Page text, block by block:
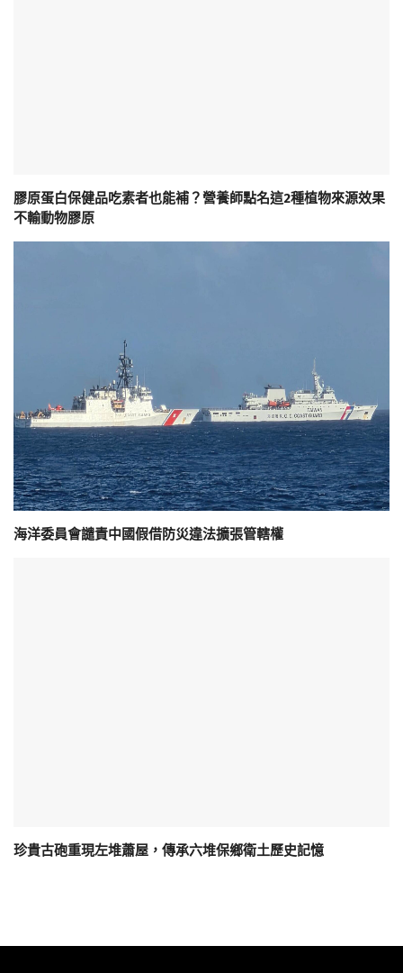
膠原蛋白保健品吃素者也能補？營養師點名這2種植物來源效果
不輸動物膠原
海洋委員會譴責中國假借防災違法擴張管轄權
珍貴古砲重現左堆蕭屋，傳承六堆保鄉衛土歷史記憶